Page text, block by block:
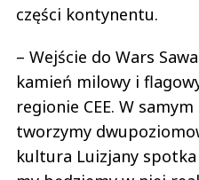
części kontynentu.
– Wejście do Wars
kamień milowy i
regionie CEE. W
tworzymy
kultura Luizjany